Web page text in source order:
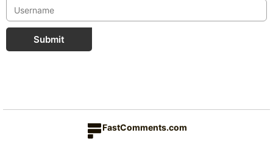
Submit
FastComments.com